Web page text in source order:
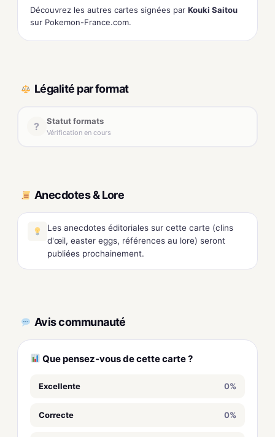
Découvrez les autres cartes signées par Kouki Saitou
sur Pokemon-France.com.
Légalité par format
? Statut formats
Vérification en cours
Anecdotes & Lore
Les anecdotes éditoriales sur cette carte (clins
d'œil, easter eggs, références au lore) seront
publiées prochainement.
Avis communauté
Que pensez-vous de cette carte ?
Excellente 0%
Correcte 0%